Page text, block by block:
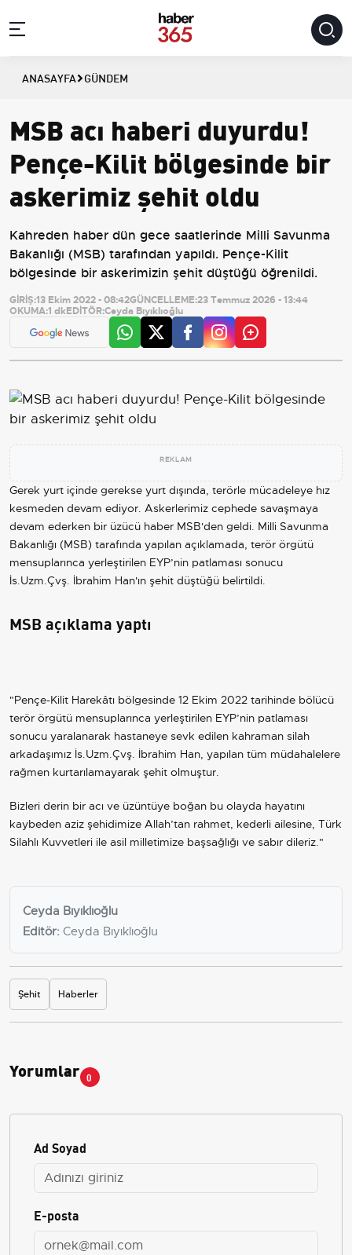
ANASAYFA GÜNDEM
MSB acı haberi duyurdu!
Pençe-Kilit bölgesinde bir
askerimiz şehit oldu
Kahreden haber dün gece saatlerinde Milli Savunma
Bakanlığı (MSB) tarafından yapıldı. Pençe-Kilit
bölgesinde bir askerimizin şehit düştüğü öğrenildi.
GİRİŞ:13 Ekim 2022 - 08:42GÜNCELLEME:23 Temmuz 2026 - 13:44
OKUMA:1 dkEDİTÖR:Ceyda Bıyıklıoğlu
REKLAM
Gerek yurt içinde gerekse yurt dışında, terörle mücadeleye hız
kesmeden devam ediyor. Askerlerimiz cephede savaşmaya
devam ederken bir üzücü haber MSB'den geldi. Milli Savunma
Bakanlığı (MSB) tarafında yapılan açıklamada, terör örgütü
mensuplarınca yerleştirilen EYP’nin patlaması sonucu
İs.Uzm.Çvş. İbrahim Han'ın şehit düştüğü belirtildi.
MSB açıklama yaptı
"Pençe-Kilit Harekâtı bölgesinde 12 Ekim 2022 tarihinde bölücü
terör örgütü mensuplarınca yerleştirilen EYP’nin patlaması
sonucu yaralanarak hastaneye sevk edilen kahraman silah
arkadaşımız İs.Uzm.Çvş. İbrahim Han, yapılan tüm müdahalelere
rağmen kurtarılamayarak şehit olmuştur.
Bizleri derin bir acı ve üzüntüye boğan bu olayda hayatını
kaybeden aziz şehidimize Allah’tan rahmet, kederli ailesine, Türk
Silahlı Kuvvetleri ile asil milletimize başsağlığı ve sabır dileriz."
Ceyda Bıyıklıoğlu
Editör: Ceyda Bıyıklıoğlu
Şehit Haberler
Yorumlar 0
Ad Soyad
E-posta